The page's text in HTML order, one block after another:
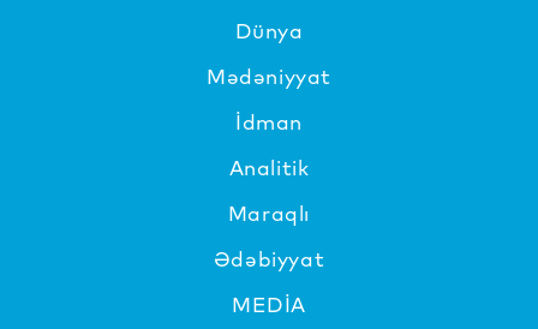
Dünya
Mədəniyyat
İdman
Analitik
Maraqlı
Ədəbiyyat
MEDİA